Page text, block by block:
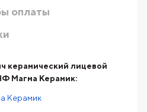
оплаты
керамический лицевой
Магма Керамик:
Керамик